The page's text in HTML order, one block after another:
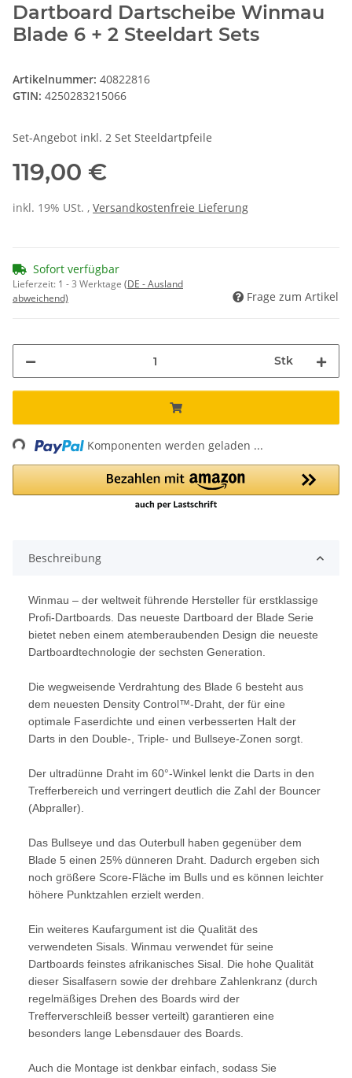
Dartboard Dartscheibe Winmau
Blade 6 + 2 Steeldart Sets
Artikelnummer: 40822816
GTIN: 4250283215066
Set-Angebot inkl. 2 Set Steeldartpfeile
119,00 €
inkl. 19% USt. , Versandkostenfreie Lieferung
Sofort verfügbar
Lieferzeit: 1 - 3 Werktage (DE - Ausland
abweichend)
Frage zum Artikel
Stk
Komponenten werden geladen ...
Beschreibung
Winmau – der weltweit führende Hersteller für erstklassige
Profi-Dartboards. Das neueste Dartboard der Blade Serie
bietet neben einem atemberaubenden Design die neueste
Dartboardtechnologie der sechsten Generation.
Die wegweisende Verdrahtung des Blade 6 besteht aus
dem neuesten Density Control™-Draht, der für eine
optimale Faserdichte und einen verbesserten Halt der
Darts in den Double-, Triple- und Bullseye-Zonen sorgt.
Der ultradünne Draht im 60°-Winkel lenkt die Darts in den
Trefferbereich und verringert deutlich die Zahl der Bouncer
(Abpraller).
Das Bullseye und das Outerbull haben gegenüber dem
Blade 5 einen 25% dünneren Draht. Dadurch ergeben sich
noch größere Score-Fläche im Bulls und es können leichter
höhere Punktzahlen erzielt werden.
Ein weiteres Kaufargument ist die Qualität des
verwendeten Sisals. Winmau verwendet für seine
Dartboards feinstes afrikanisches Sisal. Die hohe Qualität
dieser Sisalfasern sowie der drehbare Zahlenkranz (durch
regelmäßiges Drehen des Boards wird der
Trefferverschleiß besser verteilt) garantieren eine
besonders lange Lebensdauer des Boards.
Auch die Montage ist denkbar einfach, sodass Sie